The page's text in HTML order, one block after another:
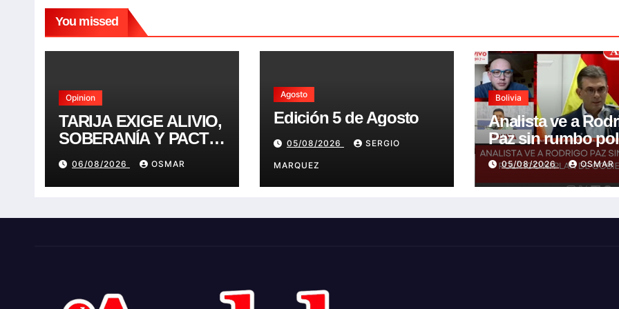
You missed
Opinion
TARIJA EXIGE ALIVIO,
SOBERANÍA Y PACTO
FISCAL. NADA
MENOS.
06/08/2026 OSMAR
Agosto
Edición 5 de Agosto
05/08/2026 SERGIO
MARQUEZ
Bolivia
Analista ve a
Paz sin rumbo
ni plan de
05/08/2026 OSMAR